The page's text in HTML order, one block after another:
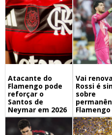
Atacante do
Flamengo pode
reforçar o
Santos de
Neymar em 2026
Vai
Rossi é
sobre
Flamengo